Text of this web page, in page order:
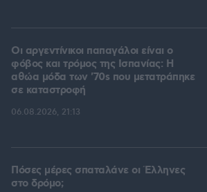
Οι αργεντίνικοι παπαγάλοι είναι ο
φόβος και τρόμος της Ισπανίας: Η
αθώα μόδα των '70s που μετατράπηκε
σε καταστροφή
06.08.2026, 21:13
Πόσες μέρες σπαταλάνε οι Έλληνες
στο δρόμο;